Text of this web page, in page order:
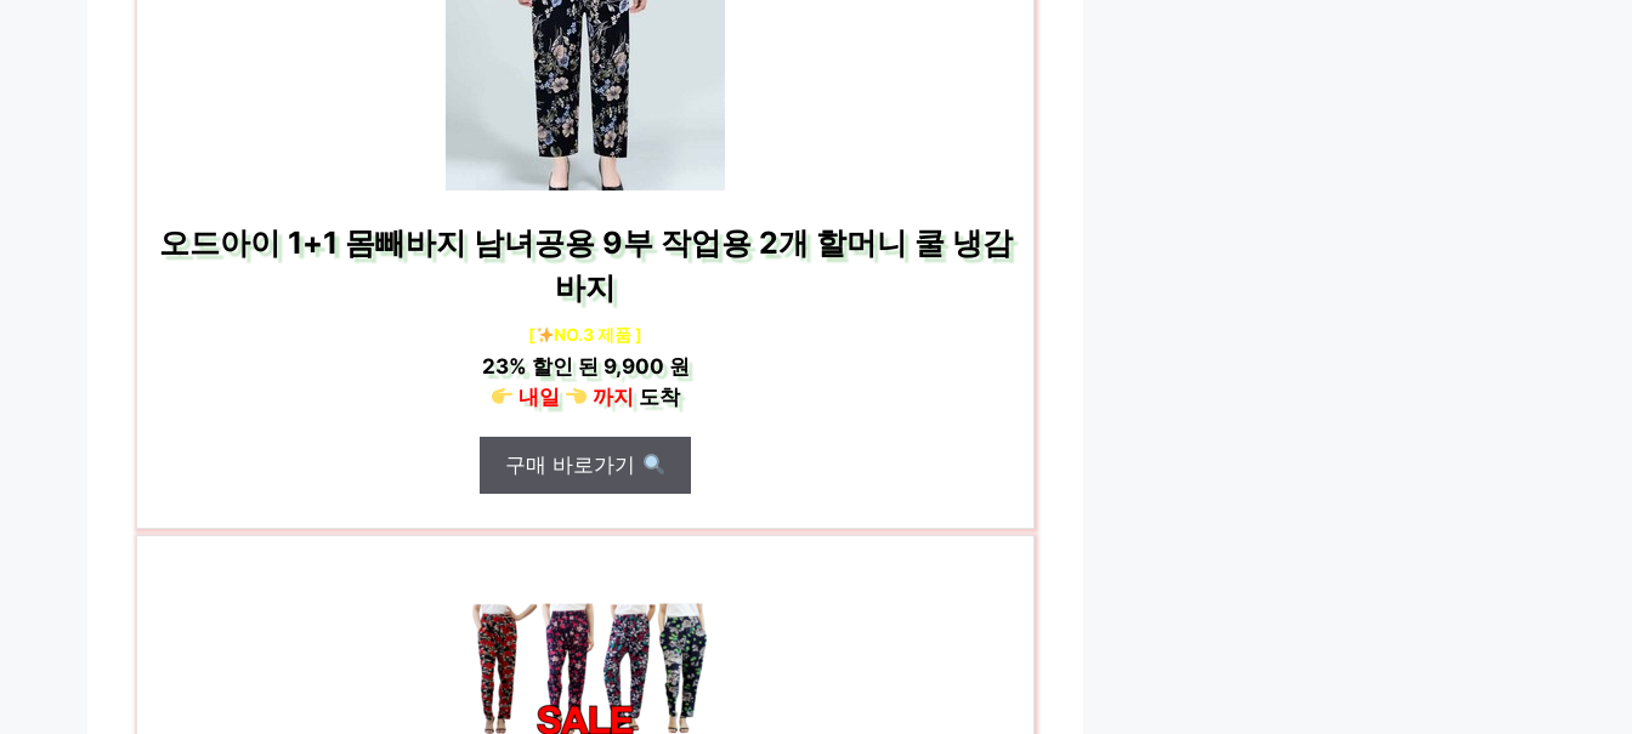
오드아이 1+1 몸빼바지 남녀공용 9부 작업용 2개 할머니 쿨 냉감
바지
[ NO.3 제품 ]
23%할인 된9,900 원
내일
까지도착
구매 바로가기